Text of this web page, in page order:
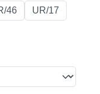
46
UR/17